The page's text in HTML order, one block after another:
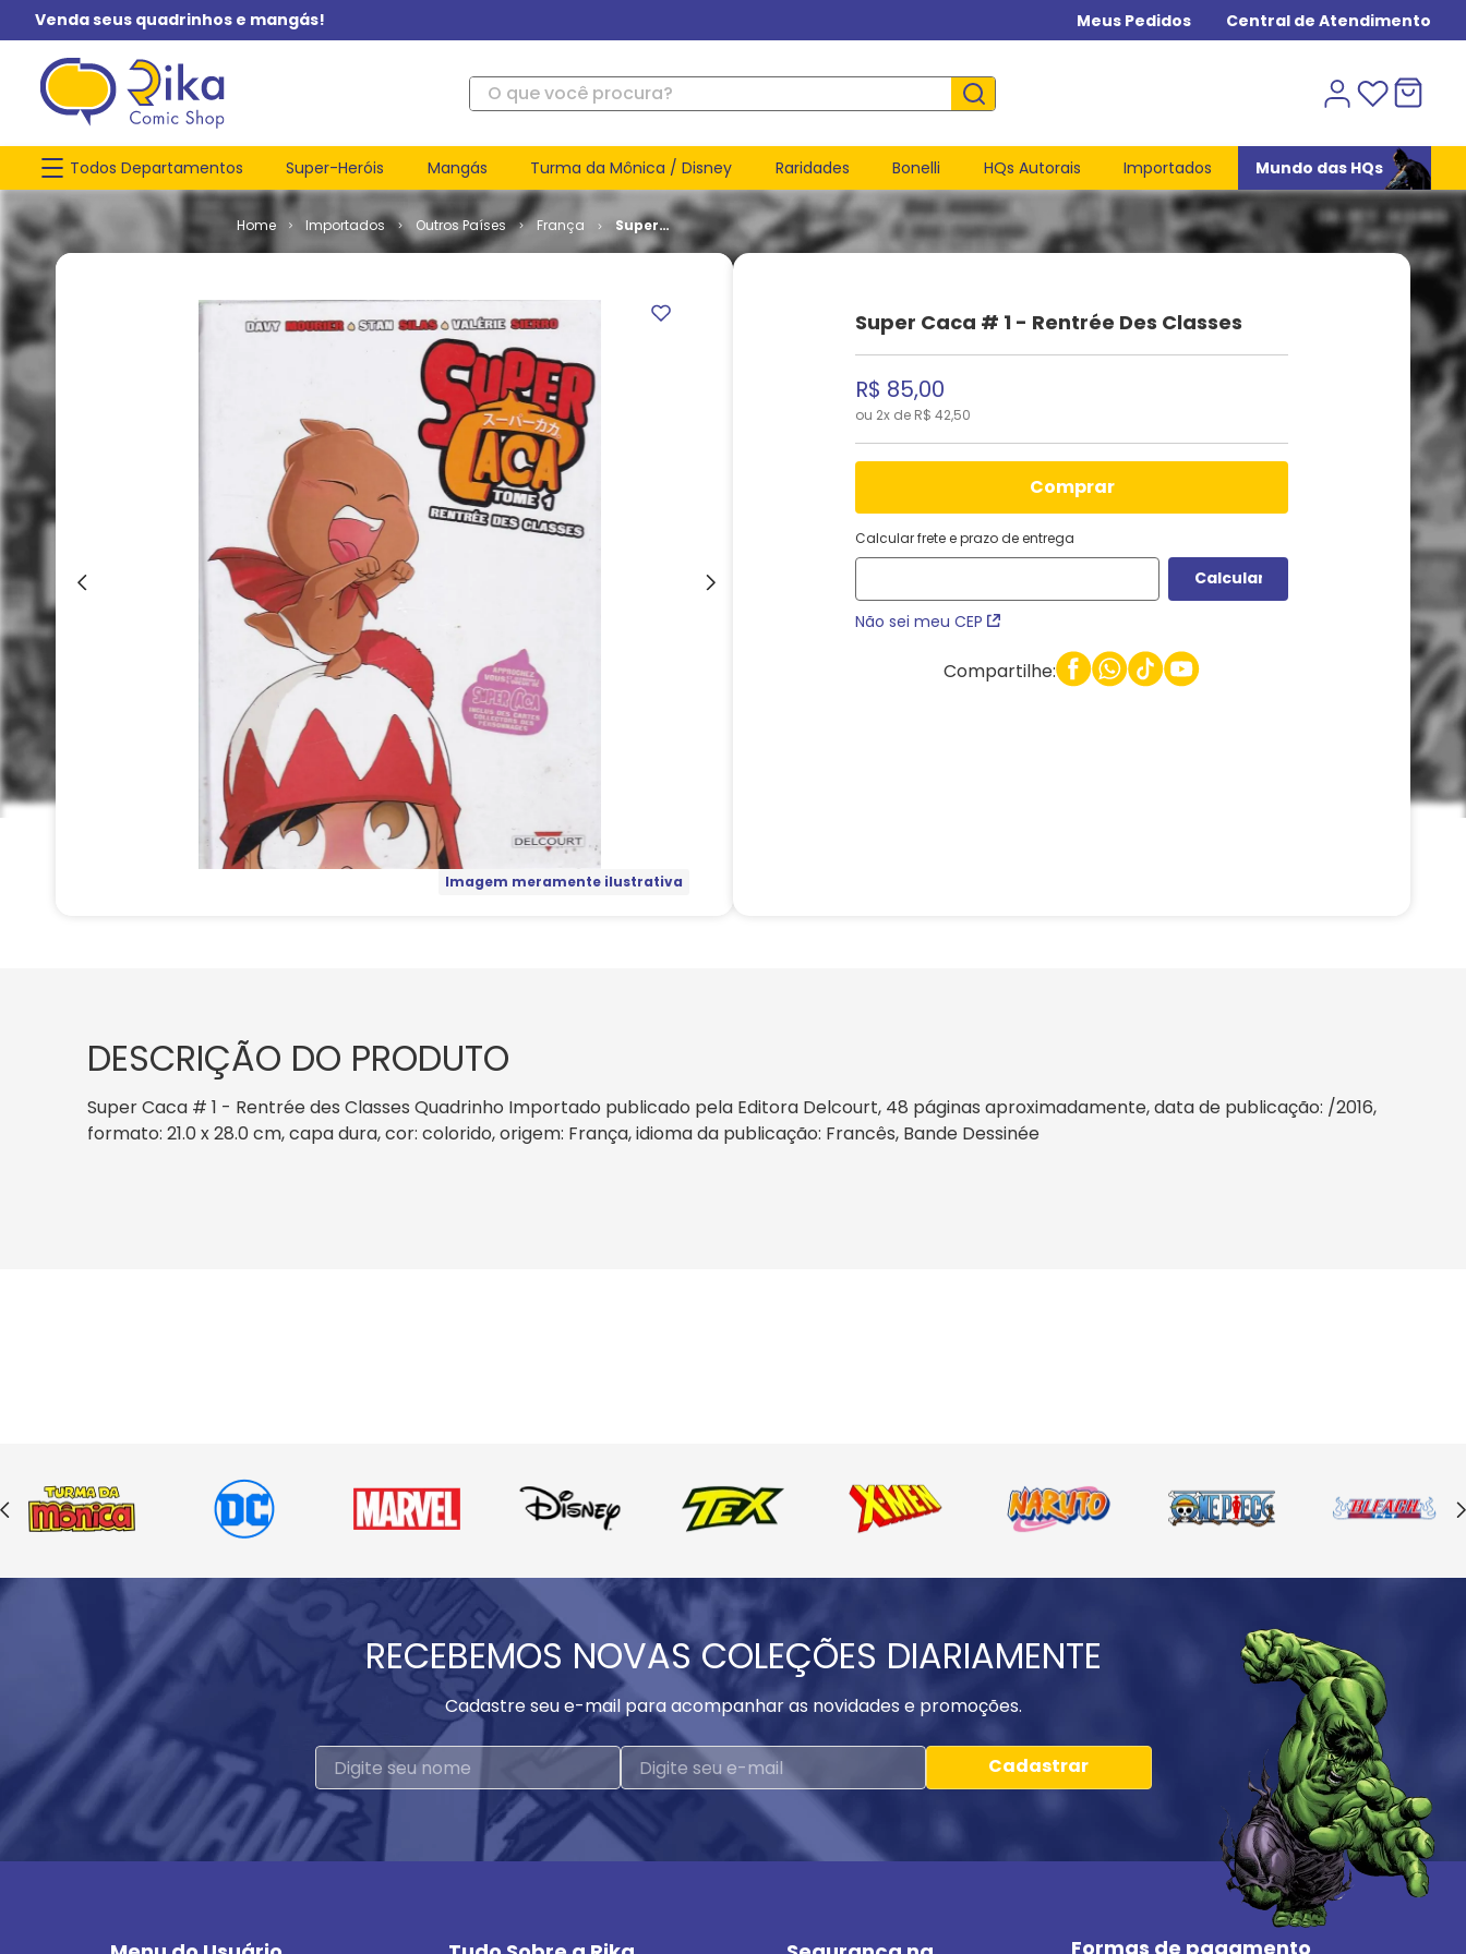
Venda seus quadrinhos e mangás! Meus Pedidos Central de Atendimento
O que você procura?
Todos Departamentos Super-Heróis Mangás Turma da Mônica / Disney Raridades Bonelli HQs Autorais Importados Mundo das HQs
Importados Outros Países França
Super
Caca # 1 -
Classes
Imagem meramente ilustrativa
Super Caca # 1 - Rentrée Des Classes
R$ 85,00
ou 2x de R$ 42,50
comprar
Calcular frete e prazo de entrega
Não sei meu CEP
Compartilhe:
DESCRIÇÃO DO PRODUTO
Super Caca # 1 - Rentrée des Classes Quadrinho Importado publicado pela Editora Delcourt, 48 páginas aproximadamente, data de publicação: /2016,
formato: 21.0 x 28.0 cm, capa dura, cor: colorido, origem: França, idioma da publicação: Francês, Bande Dessinée
RECEBEMOS NOVAS COLEÇÕES DIARIAMENTE
Cadastre seu e-mail para acompanhar as novidades e promoções.
Cadastrar
Formas de pagamento